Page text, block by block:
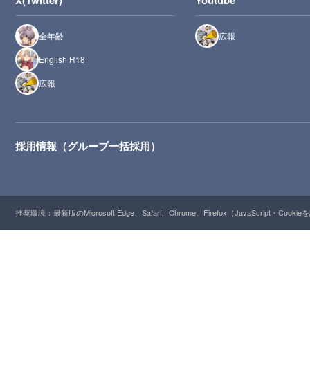
全年齢
English R18
広報
広報
採用情報（グループ一括採用）
推奨環境：最新版のMicrosoft Edge、Safari、Chrome、Firefox（JavaScript・Cookie